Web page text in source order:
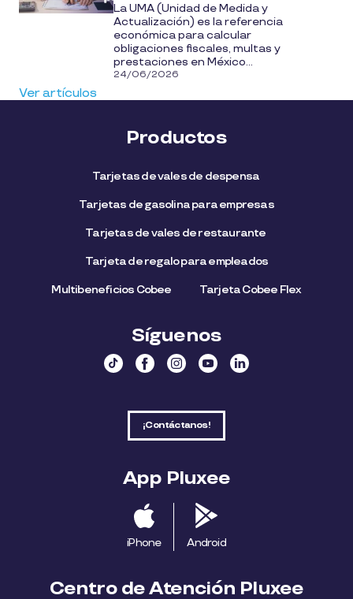
La UMA (Unidad de Medida y
Actualización) es la referencia
económica para calcular
obligaciones fiscales, multas y
prestaciones en México...
24/06/2026
Ver artículos
Productos
Tarjetas de vales de despensa
Tarjetas de gasolina para empresas
Tarjetas de vales de restaurante
Tarjeta de regalo para empleados​
Multibeneficios Cobee Tarjeta Cobee Flex
Síguenos
¡Contáctanos!
App Pluxee
iPhone Android
Centro de Atención Pluxee